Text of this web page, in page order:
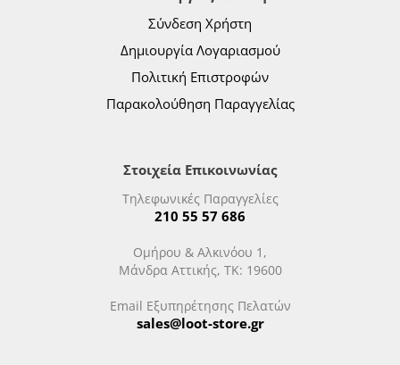
Σύνδεση Χρήστη
Δημιουργία Λογαριασμού
Πολιτική Επιστροφών
Παρακολούθηση Παραγγελίας
Στοιχεία Επικοινωνίας
Τηλεφωνικές Παραγγελίες
210 55 57 686
Ομήρου & Αλκινόου 1,
Μάνδρα Αττικής, ΤΚ: 19600
Email Εξυπηρέτησης Πελατών
sales@loot-store.gr